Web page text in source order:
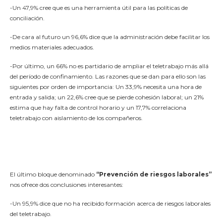
-Un 47,9% cree que es una herramienta útil para las políticas de
conciliación.
-De cara al futuro un 96,6% dice que la administración debe facilitar los
medios materiales adecuados.
-Por último, un 66% no es partidario de ampliar el teletrabajo más allá
del período de confinamiento. Las razones que se dan para ello son las
siguientes por orden de importancia: Un 33,9% necesita una hora de
entrada y salida; un 22,6% cree que se pierde cohesión laboral; un 21%
estima que hay falta de control horario y un 17,7% correlaciona
teletrabajo con aislamiento de los compañeros.
El último bloque denominado “Prevención de riesgos laborales”
nos ofrece dos conclusiones interesantes:
-Un 95,9% dice que no ha recibido formación acerca de riesgos laborales
del teletrabajo.